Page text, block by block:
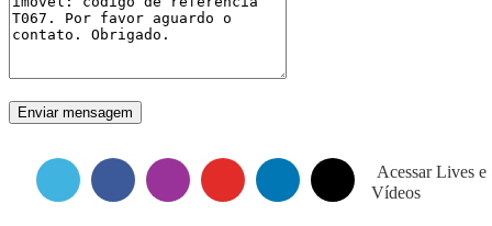
Acessar Lives e
Vídeos